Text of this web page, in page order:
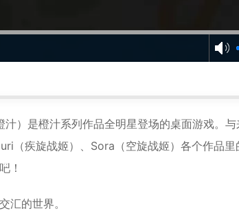
）是橙汁系列作品全明星登场的桌面游戏。
（疾旋战姬）、Sora（空旋战姬）各个作品里
！
汇的世界。
* *